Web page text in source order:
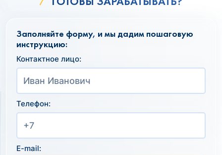
Заполняйте форму, и мы дадим пошаговую
инструкцию:
Контактное лицо:
Телефон:
E-mail: